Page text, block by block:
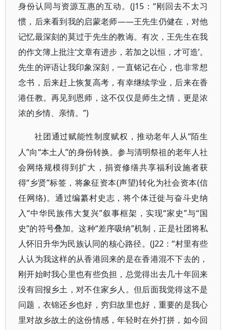
身份认同与资源互惠的互动。(J15：“刚回去不太习
惯，后来看到我的启蒙老师——王先生仍健在，对他
记忆最深刻的莫过于先生的教诲。有次，王先生在我
的作文簿上批注‘文章有进步，若加之以恒，才可造’。
先生的评语让我印象深刻，一直铭记在心，也非常想
念书，后来赶上恢复高考，有幸继续学业，后来在香
港任教。再见到恩师，这不仅仅是师生之情，更是浓
浓的乡情、亲情。”)
社团通过赋能性制度赋权，推动老年人从“陌生
人”向“本土人”的身份转换。参与清明祭祖的老年人社
会网络规模得到扩大，捐资修缮共享福利设施者获
得“乡贤”标签，将象征资本(声望)转化为社会资本(信
任网络)。通过编纂村史志，将个体迁徙与奋斗史纳
入“中华民族伟大复兴”叙事框架，实现“家史”与“国
史”的符号叠加。这种“差序吸纳”机制，正是社团将私
人怀旧升华为民族认同的核心路径。(J22：“村里有些
人认为我这样的从香港回来的是在香港混不下去的，
刚开始时我心里也有些负担，总觉得出去几十年回来
没有回报乡土，对不住家乡人。但后面我觉得这不是
问题，衣锦还乡也好，穷归故里也好，重要的是我心
里对故乡故土的这份情感，年轻时在外打拼，如今回